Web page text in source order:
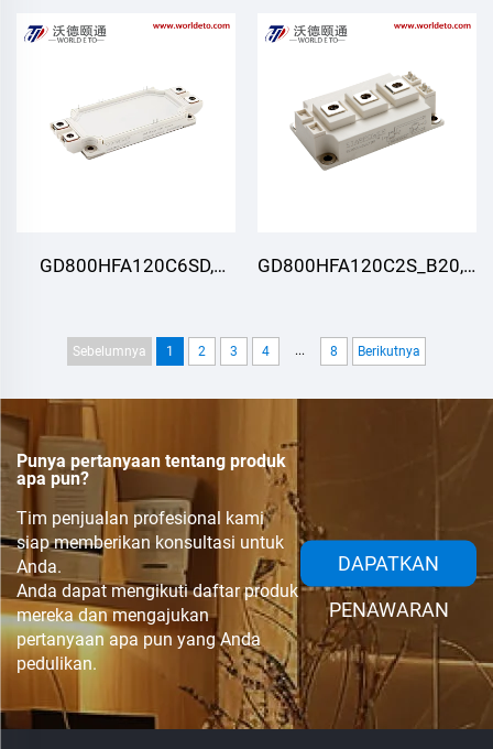
GD800HFA120C6SD,
Sebelumnya 1 2 3 4 ... 8 Berikutnya
Punya pertanyaan tentang produk
apa pun?
Tim penjualan profesional kami
siap memberikan konsultasi untuk
Anda.
Anda dapat mengikuti daftar produk
mereka dan mengajukan
pertanyaan apa pun yang Anda
pedulikan.
DAPATKAN
PENAWARAN